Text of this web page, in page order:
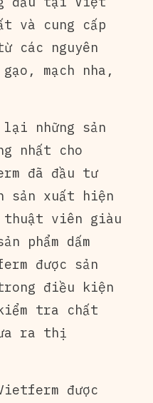
và cung cấp
các nguyên
mạch nha,
lại những sản
nhất cho
đã đầu tư
sản xuất hiện
viên giàu
phẩm dấm
được sản
điều kiện
tra chất
ra thị
được